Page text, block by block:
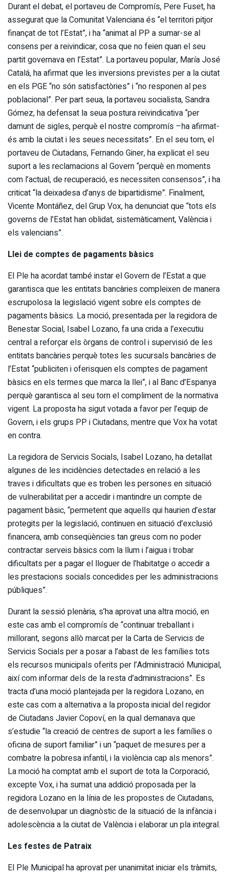
Durant el debat, el portaveu de Compromís, Pere Fuset, ha
assegurat que la Comunitat Valenciana és “el territori pitjor
finançat de tot l’Estat”, i ha “animat al PP a sumar-se al
consens per a reivindicar, cosa que no feien quan el seu
partit governava en l’Estat”. La portaveu popular, María José
Catalá, ha afirmat que les inversions previstes per a la ciutat
en els PGE “no són satisfactòries” i “no responen al pes
poblacional”. Per part seua, la portaveu socialista, Sandra
Gómez, ha defensat la seua postura reivindicativa “per
damunt de sigles, perquè el nostre compromís –ha afirmat-
és amb la ciutat i les seues necessitats”. En el seu torn, el
portaveu de Ciutadans, Fernando Giner, ha explicat el seu
suport a les reclamacions al Govern “perquè en moments
com l’actual, de recuperació, es necessiten consensos”, i ha
criticat “la deixadesa d’anys de bipartidisme”. Finalment,
Vicente Montáñez, del Grup Vox, ha denunciat que “tots els
governs de l’Estat han oblidat, sistemàticament, València i
els valencians”.
Llei de comptes de pagaments bàsics
El Ple ha acordat també instar el Govern de l’Estat a que
garantisca que les entitats bancàries compleixen de manera
escrupolosa la legislació vigent sobre els comptes de
pagaments bàsics. La moció, presentada per la regidora de
Benestar Social, Isabel Lozano, fa una crida a l’executiu
central a reforçar els òrgans de control i supervisió de les
entitats bancàries perquè totes les sucursals bancàries de
l’Estat “publiciten i oferisquen els comptes de pagament
bàsics en els termes que marca la llei”, i al Banc d’Espanya
perquè garantisca al seu torn el compliment de la normativa
vigent. La proposta ha sigut votada a favor per l’equip de
Govern, i els grups PP i Ciutadans, mentre que Vox ha votat
en contra.
La regidora de Servicis Socials, Isabel Lozano, ha detallat
algunes de les incidències detectades en relació a les
traves i dificultats que es troben les persones en situació
de vulnerabilitat per a accedir i mantindre un compte de
pagament bàsic, “permetent que aquells qui haurien d’estar
protegits per la legislació, continuen en situació d’exclusió
financera, amb conseqüències tan greus com no poder
contractar serveis bàsics com la llum i l’aigua i trobar
dificultats per a pagar el lloguer de l’habitatge o accedir a
les prestacions socials concedides per les administracions
públiques”.
Durant la sessió plenària, s’ha aprovat una altra moció, en
este cas amb el compromís de “continuar treballant i
millorant, segons allò marcat per la Carta de Servicis de
Servicis Socials per a posar a l’abast de les famílies tots
els recursos municipals oferits per l’Administració Municipal,
així com informar dels de la resta d’administracions”. Es
tracta d’una moció plantejada per la regidora Lozano, en
este cas com a alternativa a la proposta inicial del regidor
de Ciutadans Javier Copoví, en la qual demanava que
s’estudie “la creació de centres de suport a les famílies o
oficina de suport familiar” i un “paquet de mesures per a
combatre la pobresa infantil, i la violència cap als menors”.
La moció ha comptat amb el suport de tota la Corporació,
excepte Vox, i ha sumat una addició proposada per la
regidora Lozano en la línia de les propostes de Ciutadans,
de desenvolupar un diagnòstic de la situació de la infància i
adolescència a la ciutat de València i elaborar un pla integral.
Les festes de Patraix
El Ple Municipal ha aprovat per unanimitat iniciar els tràmits,